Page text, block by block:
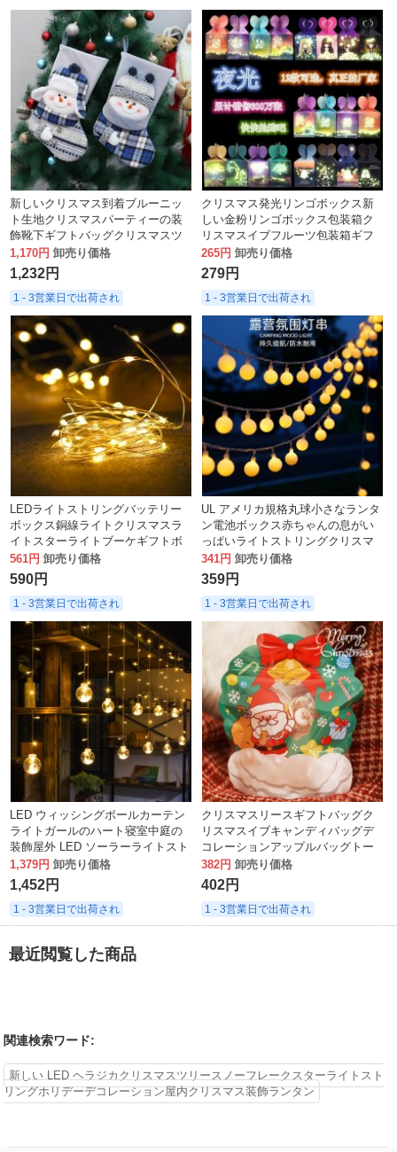
新しいクリスマス到着ブルーニッ
ト生地クリスマスパーティーの装
飾靴下ギフトバッグクリスマスツ
リーのペンダントの装飾品
1,170円 卸売り価格
1,232円
1 - 3営業日で出荷され
クリスマス発光リンゴボックス新
しい金粉リンゴボックス包装箱ク
リスマスイブフルーツ包装箱ギフ
トボックス
265円 卸売り価格
279円
1 - 3営業日で出荷され
LEDライトストリングバッテリー
ボックス銅線ライトクリスマスラ
イトスターライトブーケギフトボ
ックスケーキデコレーション米粒
銅線ライト
561円 卸売り価格
590円
1 - 3営業日で出荷され
UL アメリカ規格丸球小さなランタ
ン電池ボックス赤ちゃんの息がい
っぱいライトストリングクリスマ
スルーム装飾スターライトストリ
ング
341円 卸売り価格
359円
1 - 3営業日で出荷され
LED ウィッシングボールカーテン
ライトガールのハート寝室中庭の
装飾屋外 LED ソーラーライトスト
リング防水雰囲気ライト
1,379円 卸売り価格
1,452円
1 - 3営業日で出荷され
クリスマスリースギフトバッグク
リスマスイブキャンディバッグデ
コレーションアップルバッグトー
トバッグクリスマスツリーギフト
ラッピングバッグ
382円 卸売り価格
402円
1 - 3営業日で出荷され
最近閲覧した商品
関連検索ワード:
新しい LED ヘラジカクリスマスツリースノーフレークスターライトスト
リングホリデーデコレーション屋内クリスマス装飾ランタン